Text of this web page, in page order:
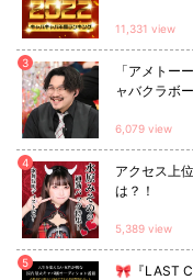
11,331 view
3
「アメトー
ャバクラボ
6,079 view
4
アクセス上
は？！
5,389 view
5
🎀『LAST